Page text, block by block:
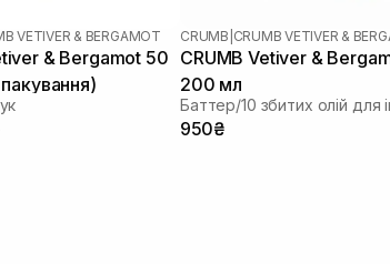
VETIVER & BERGAMOT
& Bergamot 50
CRUMB CRUMB VETIVER &
CRUMB Vetiver &
200 мл
950₴